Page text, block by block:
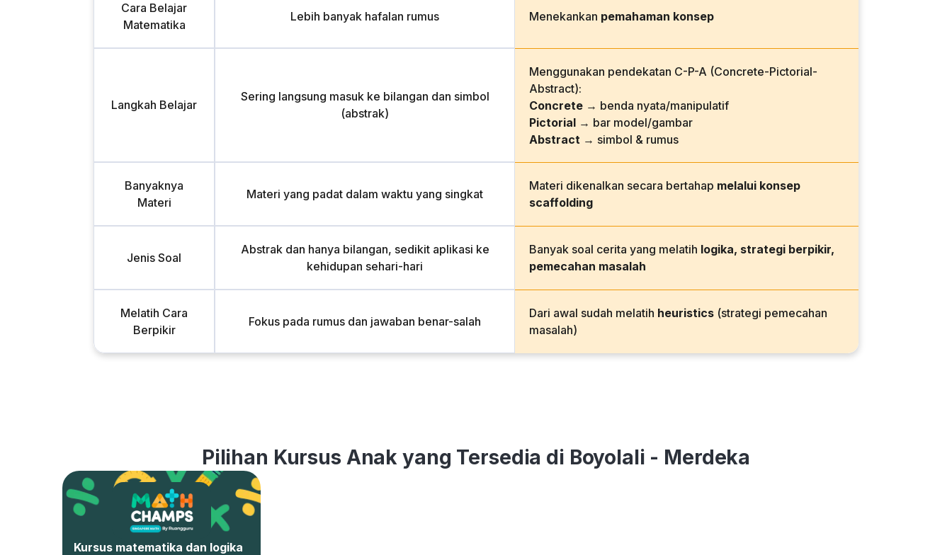
Cara Belajar
Matematika
Lebih banyak hafalan rumus Menekankan pemahaman konsep
Langkah Belajar
Sering langsung masuk ke bilangan dan simbol
(abstrak)
Menggunakan pendekatan C-P-A (Concrete-Pictorial-
Abstract):
Concrete → benda nyata/manipulatif
Pictorial → bar model/gambar
Abstract → simbol & rumus
Banyaknya
Materi
Materi yang padat dalam waktu yang singkat
Materi dikenalkan secara bertahap melalui konsep
scaffolding
Jenis Soal
Abstrak dan hanya bilangan, sedikit aplikasi ke
kehidupan sehari-hari
Banyak soal cerita yang melatih logika, strategi berpikir,
pemecahan masalah
Melatih Cara
Berpikir
Fokus pada rumus dan jawaban benar-salah
Dari awal sudah melatih heuristics (strategi pemecahan
masalah)
Pilihan Kursus Anak yang Tersedia di Boyolali - Merdeka
Kursus matematika dan logika